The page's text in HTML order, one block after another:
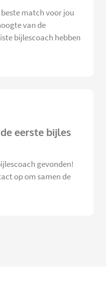
match voor jou
van de
bijlescoach hebben
eerste bijles
gevonden!
op om samen de